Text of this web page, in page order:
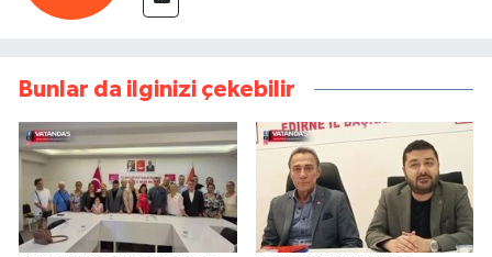
Bunlar da ilginizi çekebilir